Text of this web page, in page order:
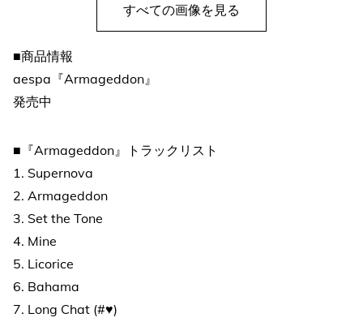
すべての画像を見る
■商品情報
aespa『Armageddon』
発売中
■『Armageddon』トラックリスト
1. Supernova
2. Armageddon
3. Set the Tone
4. Mine
5. Licorice
6. Bahama
7. Long Chat (#♥)